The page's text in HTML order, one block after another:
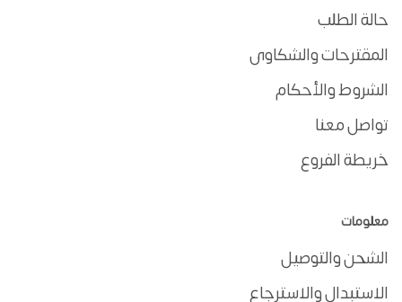
حالة الطلب
المقترحات والشكاوى
الشروط والأحكام
تواصل معنا
خريطة الفروع
معلومات
الشحن والتوصيل
الاستبدال والاسترجاع